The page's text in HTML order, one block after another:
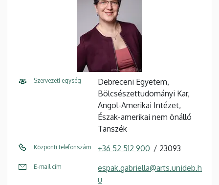
Szervezeti egység
Debreceni Egyetem,
Bölcsészettudományi Kar,
Angol-Amerikai Intézet,
Észak-amerikai nem önálló
Tanszék
Központi telefonszám +36 52 512 900 23093
E-mail cím
espak.gabriella@arts.unideb.h
u